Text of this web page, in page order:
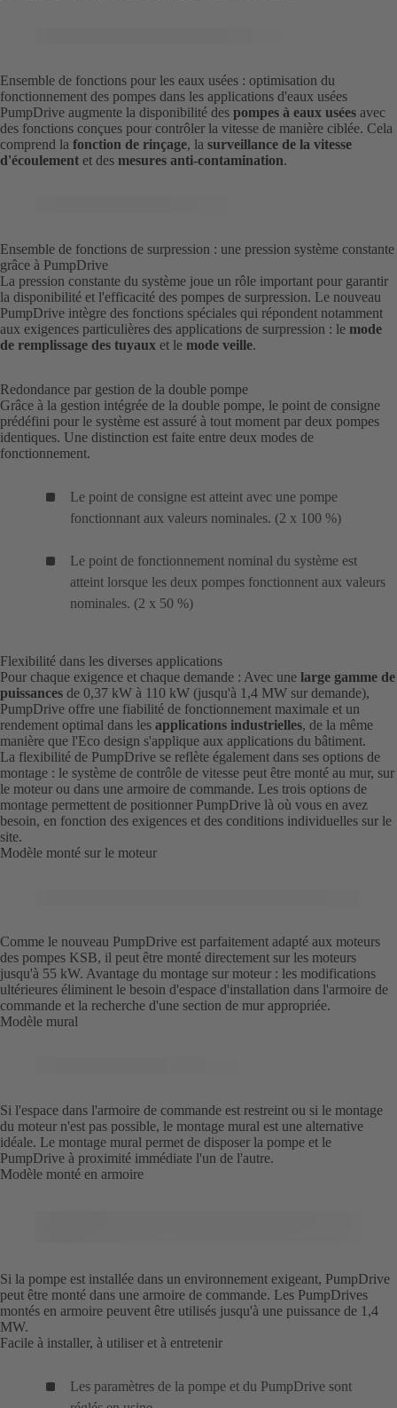
Ensemble de fonctions pour les eaux usées : optimisation du
fonctionnement des pompes dans les applications d'eaux usées
PumpDrive augmente la disponibilité des pompes à eaux usées avec
des fonctions conçues pour contrôler la vitesse de manière ciblée. Cela
comprend la fonction de rinçage, la surveillance de la vitesse
d'écoulement et des mesures anti-contamination.
Ensemble de fonctions de surpression : une pression système constante
grâce à PumpDrive
La pression constante du système joue un rôle important pour garantir
la disponibilité et l'efficacité des pompes de surpression. Le nouveau
PumpDrive intègre des fonctions spéciales qui répondent notamment
aux exigences particulières des applications de surpression : le mode
de remplissage des tuyaux et le mode veille.
Redondance par gestion de la double pompe
Grâce à la gestion intégrée de la double pompe, le point de consigne
prédéfini pour le système est assuré à tout moment par deux pompes
identiques. Une distinction est faite entre deux modes de
fonctionnement.
Le point de consigne est atteint avec une pompe
fonctionnant aux valeurs nominales. (2 x 100 %)
Le point de fonctionnement nominal du système est
atteint lorsque les deux pompes fonctionnent aux valeurs
nominales. (2 x 50 %)
Flexibilité dans les diverses applications
Pour chaque exigence et chaque demande : Avec une large gamme de
puissances de 0,37 kW à 110 kW (jusqu'à 1,4 MW sur demande),
PumpDrive offre une fiabilité de fonctionnement maximale et un
rendement optimal dans les applications industrielles, de la même
manière que l'Eco design s'applique aux applications du bâtiment.
La flexibilité de PumpDrive se reflète également dans ses options de
montage : le système de contrôle de vitesse peut être monté au mur, sur
le moteur ou dans une armoire de commande. Les trois options de
montage permettent de positionner PumpDrive là où vous en avez
besoin, en fonction des exigences et des conditions individuelles sur le
site.
Modèle monté sur le moteur
Comme le nouveau PumpDrive est parfaitement adapté aux moteurs
des pompes KSB, il peut être monté directement sur les moteurs
jusqu'à 55 kW. Avantage du montage sur moteur : les modifications
ultérieures éliminent le besoin d'espace d'installation dans l'armoire de
commande et la recherche d'une section de mur appropriée.
Modèle mural
Si l'espace dans l'armoire de commande est restreint ou si le montage
du moteur n'est pas possible, le montage mural est une alternative
idéale. Le montage mural permet de disposer la pompe et le
PumpDrive à proximité immédiate l'un de l'autre.
Modèle monté en armoire
Si la pompe est installée dans un environnement exigeant, PumpDrive
peut être monté dans une armoire de commande. Les PumpDrives
montés en armoire peuvent être utilisés jusqu'à une puissance de 1,4
MW.
Facile à installer, à utiliser et à entretenir
Les paramètres de la pompe et du PumpDrive sont